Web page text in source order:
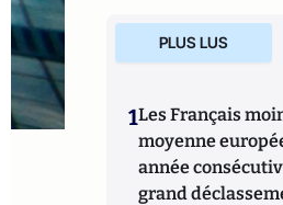
PLUS LUS
1Les Français
moyenne
année
grand